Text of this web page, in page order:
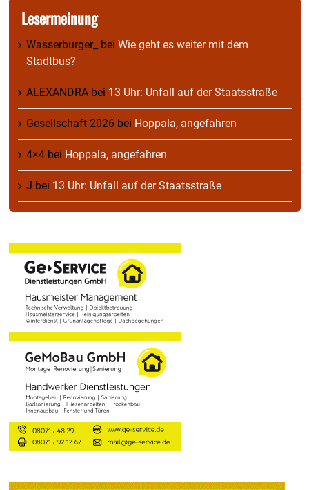
Lesermeinung
Wasserburger_ bei Wie geht es weiter mit dem
Stadtbus?
ALEXANDRA bei 13 Uhr: Unfall auf der Staatsstraße
Gesellschaft 2026 bei Hoppala, angefahren
4×4 bei Hoppala, angefahren
J bei 13 Uhr: Unfall auf der Staatsstraße